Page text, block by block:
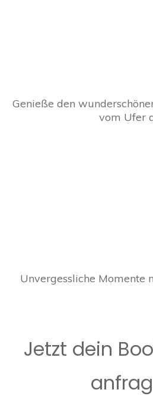
Genieße den
vom Ufer
Unvergessliche Momente
Jetzt dein